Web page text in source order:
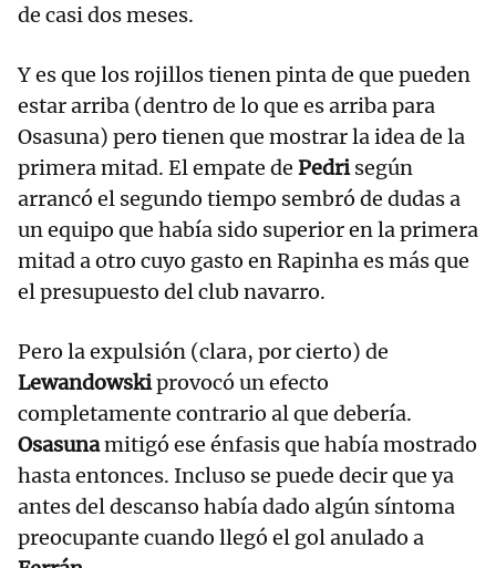
de casi dos meses.
Y es que los rojillos tienen pinta de que pueden
estar arriba (dentro de lo que es arriba para
Osasuna) pero tienen que mostrar la idea de la
primera mitad. El empate de Pedrisegún
arrancó el segundo tiempo sembró de dudas a
un equipo que había sido superior en la primera
mitad a otro cuyo gasto en Rapinha es más que
el presupuesto del club navarro.
Pero la expulsión (clara, por cierto) de
Lewandowskiprovocó un efecto
completamente contrario al que debería.
Osasunamitigó ese énfasis que había mostrado
hasta entonces. Incluso se puede decir que ya
antes del descanso había dado algún síntoma
preocupante cuando llegó el gol anulado a